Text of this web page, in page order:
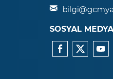
SOSYAL